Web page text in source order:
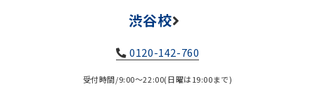
渋谷校
0120-142-760
受付時間/9:00～22:00(日曜は19:00まで)